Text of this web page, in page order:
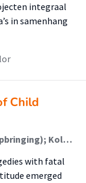
integraal
in samenhang
Child
Groothoff, Richard (Safe And Healthy Upbringing); Kole, Jos; Ketner, Susan (Safe And Healthy Upbringing); Van Den Hoven, Mariëtte
with fatal
emerged